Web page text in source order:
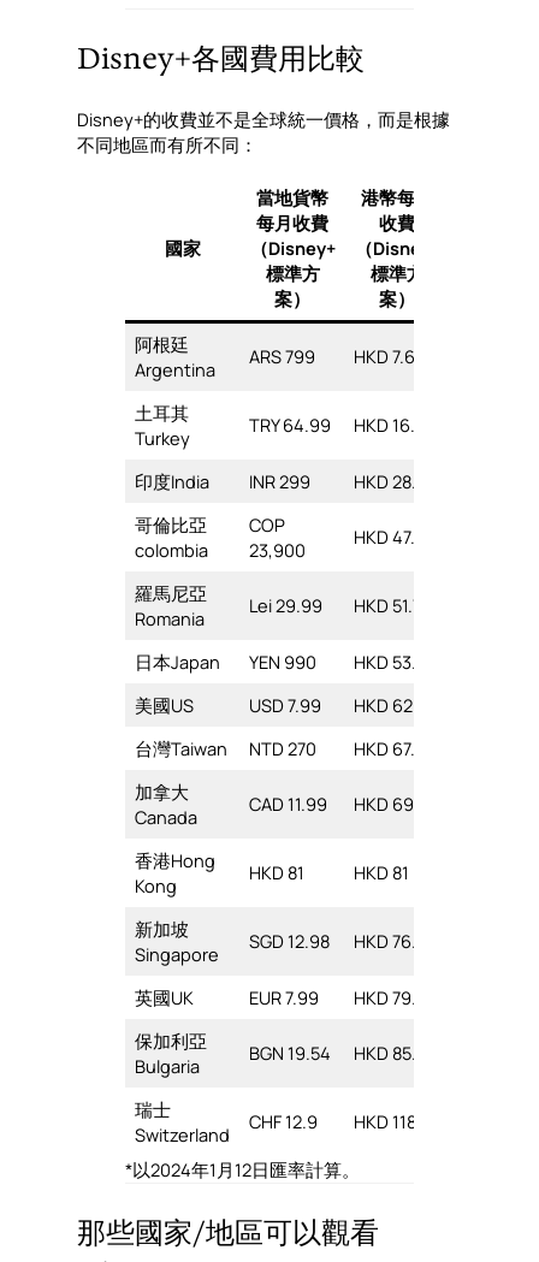
Disney+各國費用比較
Disney+的收費並不是全球統一價格，而是根據
不同地區而有所不同：
國家
當地貨幣
每月收費
（Disney+
標準方
案）
港幣每月
收費
（Disney+
標準方
案）
阿根廷
Argentina
ARS 799 HKD 7.66
土耳其
Turkey
TRY 64.99 HKD 16.89
印度India INR 299
HKD 28.2
哥倫比亞
colombia
COP
23,900
HKD 47.34
羅馬尼亞
Romania
Lei 29.99 HKD 51.77
日本Japan YEN 990
HKD 53.33
美國US
USD 7.99
HKD 62.47
台灣Taiwan
NTD 270
HKD 67.86
加拿大
Canada
CAD 11.99 HKD 69.86
香港Hong
Kong
HKD 81 HKD 81
新加坡
Singapore
SGD 12.98 HKD 76.3
英國UK EUR 7.99
HKD 79.42
保加利亞
Bulgaria
BGN 19.54 HKD 85.71
瑞士
Switzerland
CHF 12.9
HKD 118.21
*以2024年1月12日匯率計算。
那些國家/地區可以觀看